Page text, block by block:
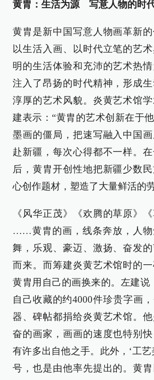
黄胄：生活为源 写意人物的时
黄胄是新中国写意人物画革新
以生活入画、以时代立笔的艺
明的生活体验和充沛的艺术热
注入了昂扬的时代精神，形成
淳厚的艺术风貌。炎黄艺术馆
建表示：“黄胄的艺术创新在于
墨画的僵局，把速写融入中国
赴新疆，每次心得都不一样。
后，黄胄开创性地把新疆少数
心创作题材，塑造了大量鲜活的
《风华正茂》《欢腾的草原》《
……黄胄的画，线条奔放，人物
舞，乐观、豪迈、激扬、奋发
而来。而筹建炎黄艺术馆时的
黄胄用自己的画换来的。左建说
自己收藏的约4000件珍贵字画
器、碑帖都捐给炎黄艺术馆。
奋的画家，画画的速度也特别
有许多出自他之手。此外，‘工艺
号，也是由他率先提出的。黄